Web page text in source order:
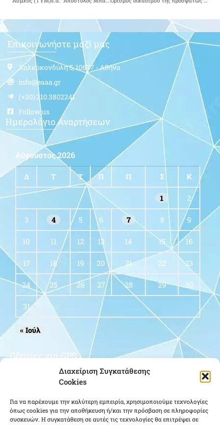
Διαχείριση Συγκατάθεσης
Cookies
Για να παρέχουμε την καλύτερη εμπειρία, χρησιμοποιούμε τεχνολογίες
όπως cookies για την αποθήκευση ή/και την πρόσβαση σε πληροφορίες
συσκευών. Η συγκατάθεση σε αυτές τις τεχνολογίες θα επιτρέψει σε
Επικοινωνήστε μαζί μας
Χαλκοκονδύλη 5, 10677 - Αθήνα
info@eaaa.gr
(+30) 210.3802241
Follow us
Ημερολόγιο Αναρτήσεων
Αύγουστος 2026
Δ Τ Τ Π Π Σ Κ
1 2
3 4 5 6 7 8 9
10 11 12 13 14 15 16
17 18 19 20 21 22 23
24 25 26 27 28 29 30
31
« Ιούλ
Οδηγίες για GPS